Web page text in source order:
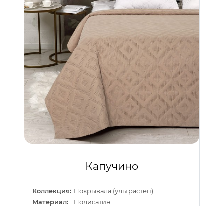
Капучино
Коллекция: Покрывала (ультрастеп)
Материал:
Полисатин